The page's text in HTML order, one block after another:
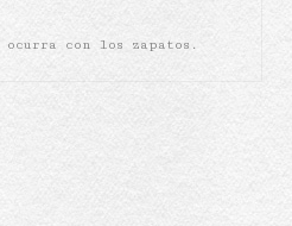
con los zapatos.